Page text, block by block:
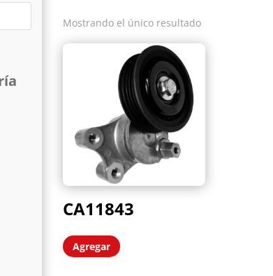
Mostrando el único resultado
CA11843
Agregar